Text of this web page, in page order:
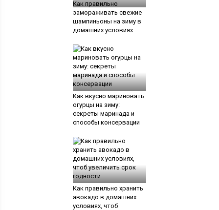
Как правильно
замораживать свежие
шампиньоны на зиму в
домашних условиях
Как вкусно мариновать
огурцы на зиму:
секреты маринада и
способы консервации
Как правильно хранить
авокадо в домашних
условиях, чтоб